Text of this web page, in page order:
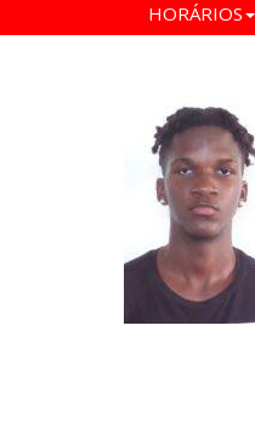
HORÁRIOS